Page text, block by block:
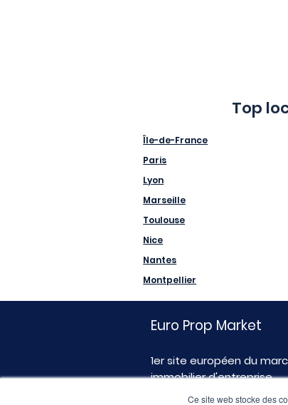
Ce site web stocke des
Top
Île-de-France
Paris
Lyon
Marseille
Toulouse
Nice
Nantes
Montpellier
Euro Prop Market
1er site européen du
immobilier d'entreprise